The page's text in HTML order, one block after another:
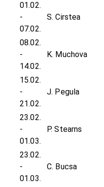
01.02.
-
07.02.
S. Cirstea
08.02.
-
14.02.
K. Muchova
15.02.
-
21.02.
J. Pegula
23.02.
-
01.03.
P. Stearns
23.02.
-
01.03.
C. Bucsa